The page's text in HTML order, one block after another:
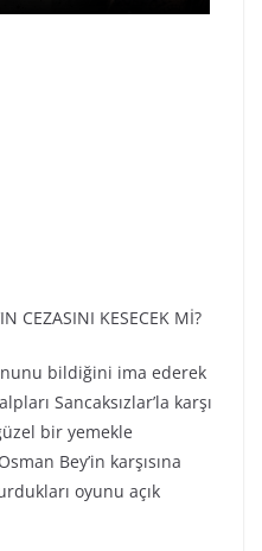
CEZASINI KESECEK Mİ?
bildiğini ima ederek
Sancaksızlar’la karşı
bir yemekle
Bey’in karşısına
oyunu açık